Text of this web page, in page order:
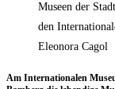
Museen der
den
Eleonora Cagol
Am Inter­na­tio­na­len